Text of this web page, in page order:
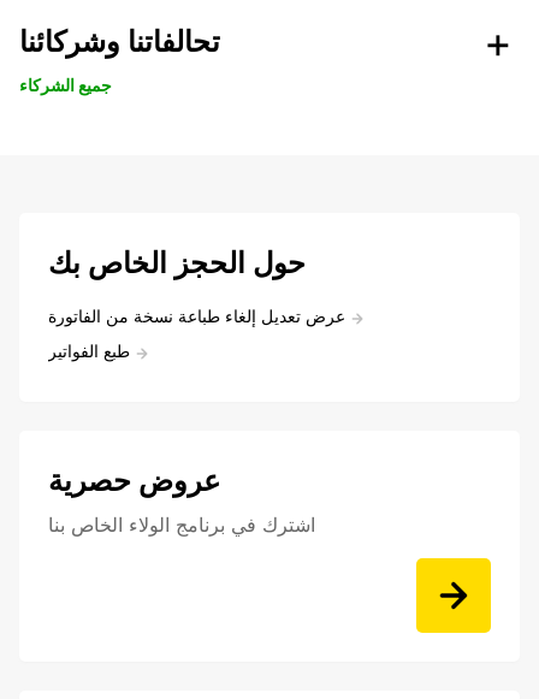
تحالفاتنا وشركائنا
جميع الشركاء
حول الحجز الخاص بك
عرض تعديل إلغاء طباعة نسخة من الفاتورة
طبع الفواتير
عروض حصرية
اشترك في برنامج الولاء الخاص بنا